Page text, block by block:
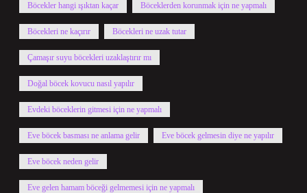
Böcekler hangi ışıktan kaçar Böceklerden korunmak için ne yapmalı
Böcekleri ne kaçırır Böcekleri ne uzak tutar
Çamaşır suyu böcekleri uzaklaştırır mı
Doğal böcek kovucu nasıl yapılır
Evdeki böceklerin gitmesi için ne yapmalı
Eve böcek basması ne anlama gelir Eve böcek gelmesin diye ne yapılır
Eve böcek neden gelir
Eve gelen hamam böceği gelmemesi için ne yapmalı